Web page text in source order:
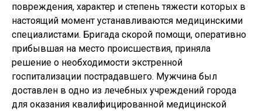
повреждения, характер и степень тяжести которых в
настоящий момент устанавливаются медицинскими
специалистами. Бригада скорой помощи, оперативно
прибывшая на место происшествия, приняла
решение о необходимости экстренной
госпитализации пострадавшего. Мужчина был
доставлен в одно из лечебных учреждений города
для оказания квалифицированной медицинской